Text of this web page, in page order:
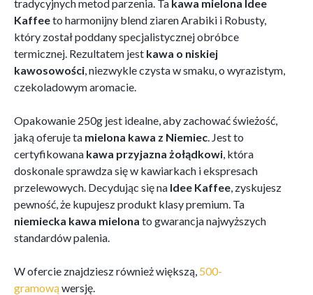
tradycyjnych metod parzenia. Ta kawa mielona Idee
Kaffeeto harmonijny blend ziaren Arabiki i Robusty,
który został poddany specjalistycznej obróbce
termicznej. Rezultatem jest kawa o niskiej
kawosowości , niezwykle czysta w smaku, o wyrazistym,
czekoladowym aromacie.
Opakowanie 250g jest idealne, aby zachować świeżość,
jaką oferuje ta mielona kawa z Niemiec . Jest to
certyfikowana kawa przyjazna żołądkowi , która
doskonale sprawdza się w kawiarkach i ekspresach
przelewowych. Decydując się na Idee Kaffee , zyskujesz
pewność, że kupujesz produkt klasy premium. Ta
niemiecka kawa mielona to gwarancja najwyższych
standardów palenia.
W ofercie znajdziesz również większą, 500-
gramowąwersję.